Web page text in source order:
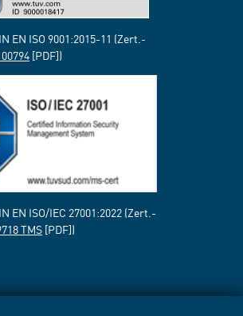
EN ISO 9001:2015-11 (Zert.-
[PDF])
EN ISO/IEC 27001:2022 (Zert.-
TMS[PDF])